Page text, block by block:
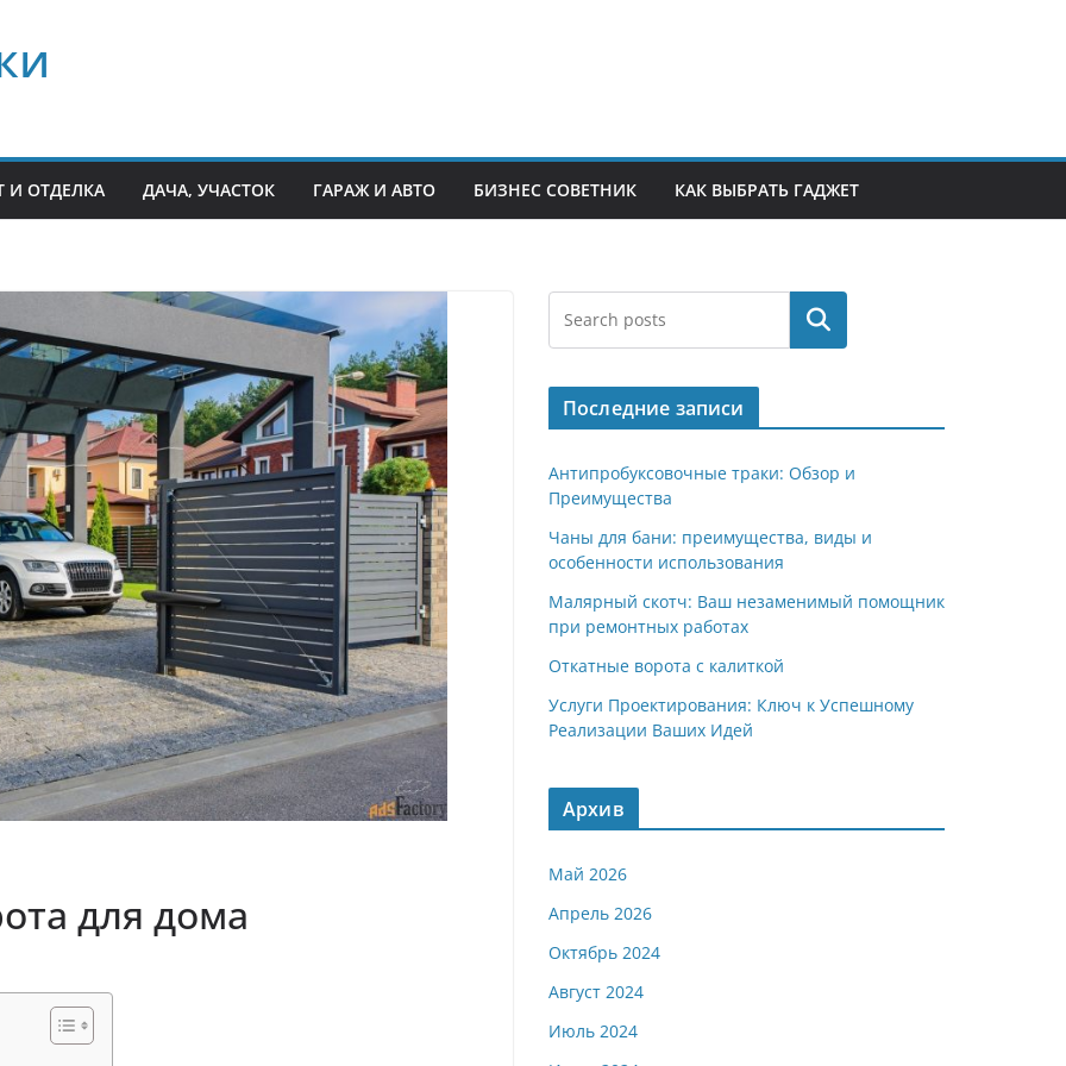
И ОТДЕЛКА ДАЧА, УЧАСТОК ГАРАЖ И АВТО БИЗНЕС СОВЕТНИК КАК ВЫБРАТЬ ГАДЖЕТ
для дома
Поиск
Последние записи
Антипробуксовочные траки: Обзор и
Преимущества
Чаны для бани: преимущества, виды и
особенности использования
Малярный скотч: Ваш незаменимый помощник
при ремонтных работах
Откатные ворота с калиткой
Услуги Проектирования: Ключ к Успешному
Реализации Ваших Идей
Архив
Май 2026
Апрель 2026
Октябрь 2024
Август 2024
Июль 2024